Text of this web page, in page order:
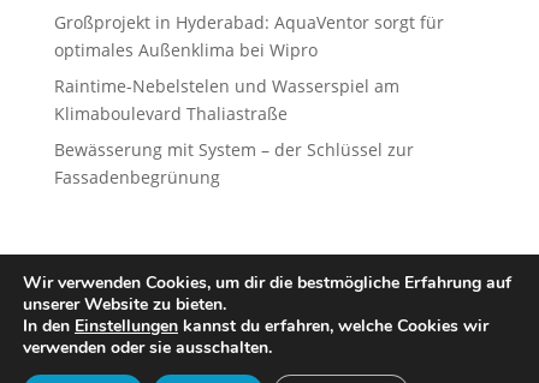
Großprojekt in Hyderabad: AquaVentor sorgt für
optimales Außenklima bei Wipro
Raintime-Nebelstelen und Wasserspiel am
Klimaboulevard Thaliastraße
Bewässerung mit System – der Schlüssel zur
Fassadenbegrünung
Designed byiService
Wir verwenden Cookies, um dir die bestmögliche Erfahrung auf
unserer Website zu bieten.
In den Einstellungen kannst du erfahren, welche Cookies wir
verwenden oder sie ausschalten.